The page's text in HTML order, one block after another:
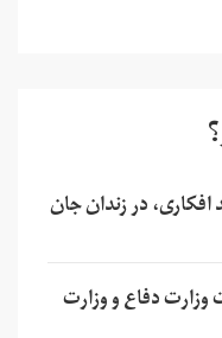
در زندان جان
وزارت دفاع و وزارت